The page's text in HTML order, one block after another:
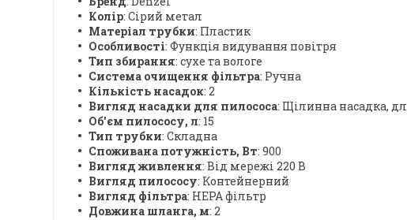
Колір: Сірий метал
Матеріал трубки: Пластик
Особливості: Функція видування повітря
Тип збирання: сухе та вологе
Система очищення фільтра: Ручна
Кількість насадок: 2
Вигляд насадки для пилососа: Щілинна насадка,
Об'єм пилососу, л: 15
Тип трубки: Складна
Споживана потужність, Вт: 900
Вигляд живлення: Від мережі 220 В
Вигляд пилососу: Контейнерний
Вигляд фільтра: HEPA фільтр
Довжина шланга, м: 2